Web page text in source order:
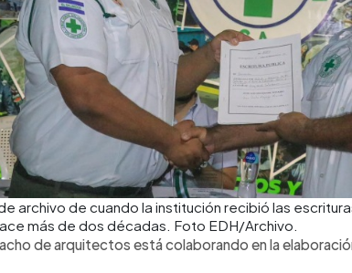
archivo de cuando la institución recibió las
más de dos décadas. Foto EDH/Archivo.
de arquitectos está colaborando en la